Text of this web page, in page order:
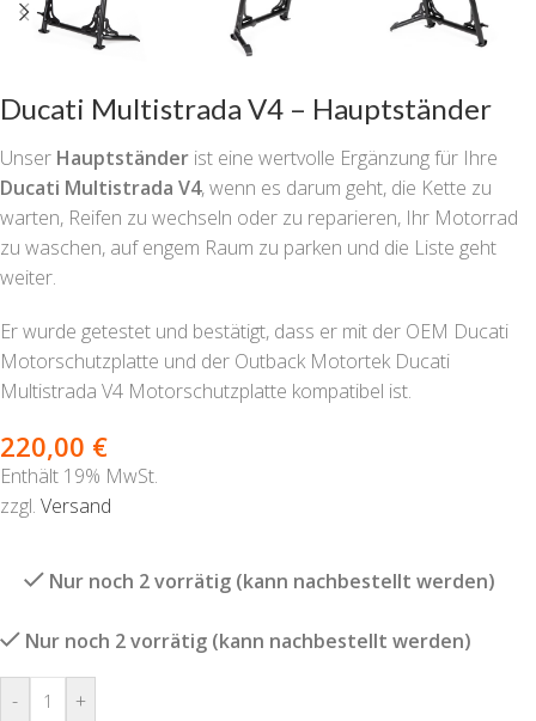
Ducati Multistrada V4 – Hauptständer
Unser Hauptständer ist eine wertvolle Ergänzung für Ihre
Ducati Multistrada V4, wenn es darum geht, die Kette zu
warten, Reifen zu wechseln oder zu reparieren, Ihr Motorrad
zu waschen, auf engem Raum zu parken und die Liste geht
weiter.
Er wurde getestet und bestätigt, dass er mit der OEM Ducati
Motorschutzplatte und der Outback Motortek Ducati
Multistrada V4 Motorschutzplatte kompatibel ist.
220,00 €
Enthält 19% MwSt.
zzgl. Versand
Nur noch 2 vorrätig (kann nachbestellt werden)
Nur noch 2 vorrätig (kann nachbestellt werden)
- +